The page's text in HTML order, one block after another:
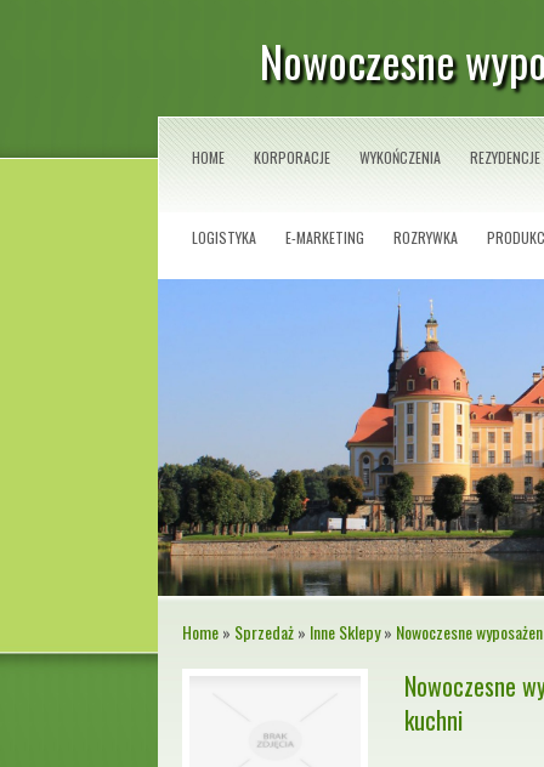
Nowoczesne
HOME KORPORACJE WYKOŃCZENIA REZYDENCJE
LOGISTYKA E-MARKETING ROZRYWKA
Home» Sprzedaż» Inne Sklepy» Nowoczesne
Nowoczesne
kuchni